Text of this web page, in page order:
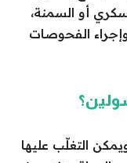
أو السمنة،
الفحوصات
التغلّب عليها